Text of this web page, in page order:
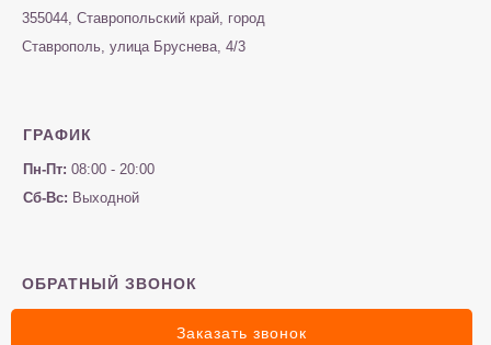
355044, Ставропольский край, город
Ставрополь, улица Бруснева, 4/3
ГРАФИК
Пн-Пт: 08:00 - 20:00
Сб-Вс: Выходной
ОБРАТНЫЙ ЗВОНОК
Заказать звонок